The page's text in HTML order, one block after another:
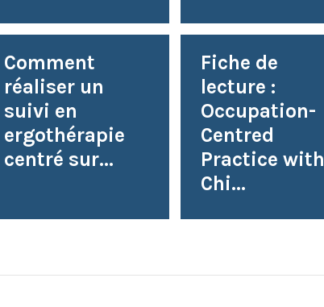
Comment
réaliser un
suivi en
ergothérapie
centré sur...
Fiche de
lecture :
Occupation-
Centred
Practice with
Chi...